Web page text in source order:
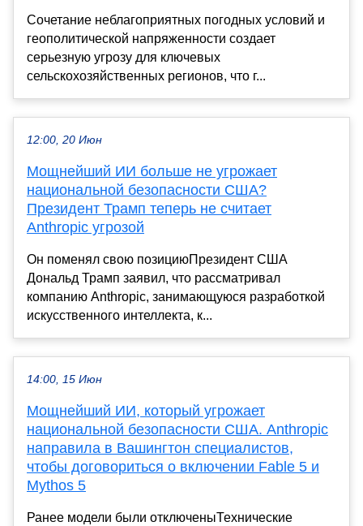
Сочетание неблагоприятных погодных условий и
геополитической напряженности создает
серьезную угрозу для ключевых
сельскохозяйственных регионов, что г...
12:00, 20 Июн
Мощнейший ИИ больше не угрожает
национальной безопасности США?
Президент Трамп теперь не считает
Anthropic угрозой
Он поменял свою позициюПрезидент США
Дональд Трамп заявил, что рассматривал
компанию Anthropic, занимающуюся разработкой
искусственного интеллекта, к...
14:00, 15 Июн
Мощнейший ИИ, который угрожает
национальной безопасности США. Anthropic
направила в Вашингтон специалистов,
чтобы договориться о включении Fable 5 и
Mythos 5
Ранее модели были отключеныТехнические